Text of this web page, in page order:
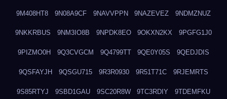
9M408HT8 9N08A9CF 9NAVVPPN 9NAZEVEZ 9NDMZNUZ
9NKKRBUS 9NM3IO8B 9NPDK8EO 9OKXN2KX 9PGFG1J0
9PIZMO0H 9Q3CVGCM 9Q4799TT 9QE0Y05S 9QEDJDIS
9QSFAYJH 9QSGU715 9R3R0930 9R51T71C 9RJEMRTS
9S85RTYJ 9SBD1GAU 9SC20R8W 9TC3RDIY 9TDEMFKU